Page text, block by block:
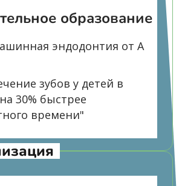
образование
эндодонтия от А
зубов у детей в
30% быстрее
времени"